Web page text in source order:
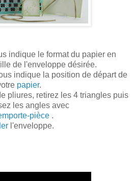
indique le format du papier en
de l'enveloppe désirée.
indique la position de départ de
papier.
pliures, retirez les 4 triangles puis
les angles avec
pièce .
l'enveloppe.